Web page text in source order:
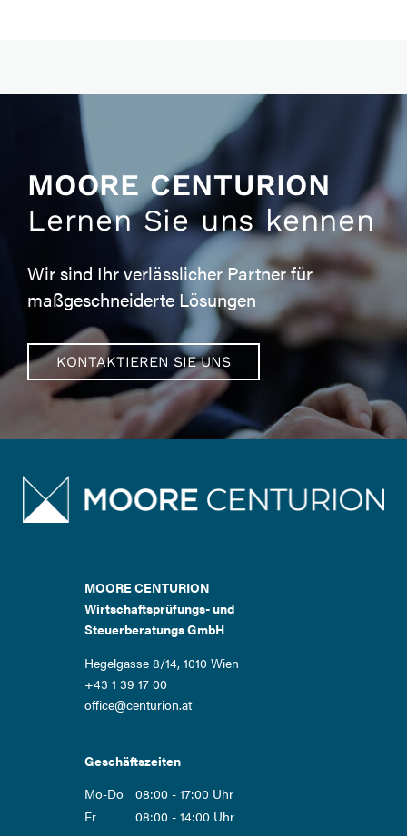
MOORE CENTURION
Lernen Sie uns kennen
Wir sind Ihr verlässlicher Partner für
maßgeschneiderte Lösungen
KONTAKTIEREN SIE UNS
MOORE CENTURION
Wirtschaftsprüfungs- und
Steuerberatungs GmbH
Hegelgasse 8/14, 1010 Wien
+43 1 39 17 00
office@centurion.at
Geschäftszeiten
Mo-Do
08:00 - 17:00 Uhr
Fr
08:00 - 14:00 Uhr